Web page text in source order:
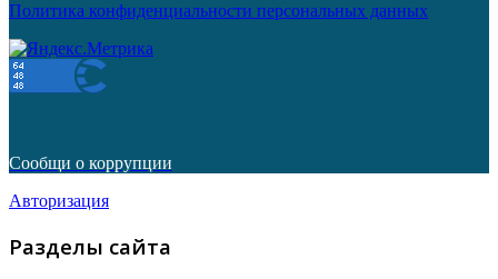
Политика конфиденциальности персональных данных
Сообщи о коррупции
Авторизация
Разделы сайта